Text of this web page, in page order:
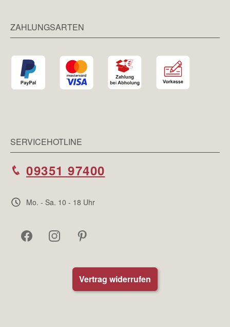
ZAHLUNGSARTEN
SERVICEHOTLINE
09351 97400
Mo. - Sa. 10 - 18 Uhr
Vertrag widerrufen